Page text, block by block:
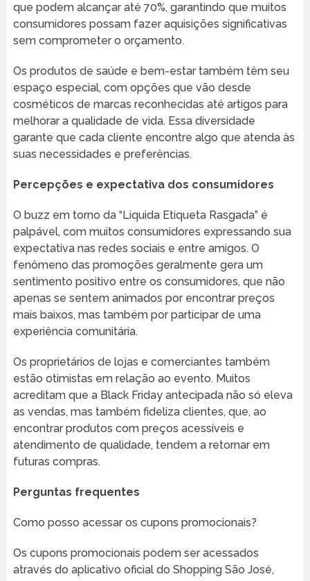
que podem alcançar até 70%, garantindo que muitos
consumidores possam fazer aquisições significativas
sem comprometer o orçamento.
Os produtos de saúde e bem-estar também têm seu
espaço especial, com opções que vão desde
cosméticos de marcas reconhecidas até artigos para
melhorar a qualidade de vida. Essa diversidade
garante que cada cliente encontre algo que atenda às
suas necessidades e preferências.
Percepções e expectativa dos consumidores
O buzz em torno da “Liquida Etiqueta Rasgada” é
palpável, com muitos consumidores expressando sua
expectativa nas redes sociais e entre amigos. O
fenômeno das promoções geralmente gera um
sentimento positivo entre os consumidores, que não
apenas se sentem animados por encontrar preços
mais baixos, mas também por participar de uma
experiência comunitária.
Os proprietários de lojas e comerciantes também
estão otimistas em relação ao evento. Muitos
acreditam que a Black Friday antecipada não só eleva
as vendas, mas também fideliza clientes, que, ao
encontrar produtos com preços acessíveis e
atendimento de qualidade, tendem a retornar em
futuras compras.
Perguntas frequentes
Como posso acessar os cupons promocionais?
Os cupons promocionais podem ser acessados
através do aplicativo oficial do Shopping São José,